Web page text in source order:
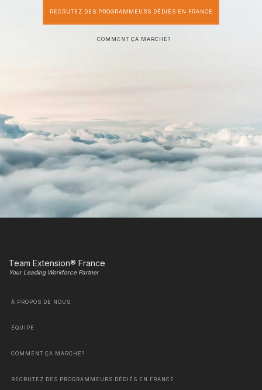
RECRUTEZ DES PROGRAMMEURS DÉDIÉS EN FRANCE
COMMENT ÇA MARCHE?
Team Extension® France
Your Leading Workforce Partner
À PROPOS DE NOUS
ÉQUIPE
COMMENT ÇA MARCHE?
RECRUTEZ DES PROGRAMMEURS DÉDIÉS EN FRANCE